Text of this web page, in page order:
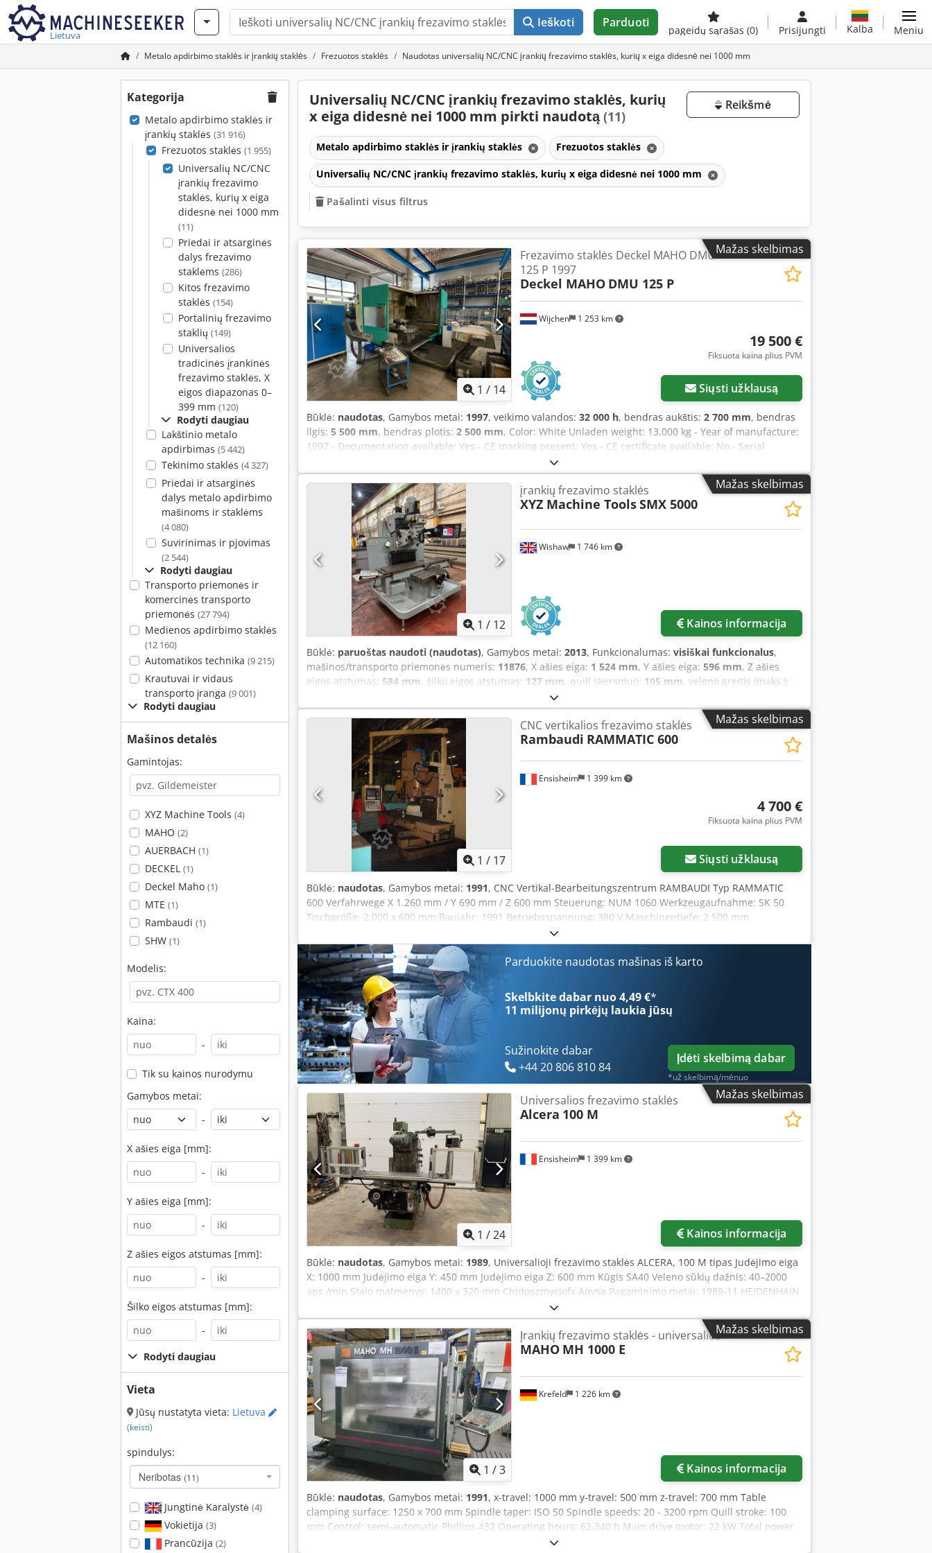
Lietuva
Ieškoti Parduoti
pageidų sąrašas (0) Prisijungti Kalba Meniu
Metalo apdirbimo staklės ir įrankių staklės Frezuotos staklės Naudotas universalių NC/CNC įrankių frezavimo staklės, kurių x eiga didesnė nei 1000 mm
Kategorija
Metalo apdirbimo staklės ir
įrankių staklės (31 916)
Frezuotos staklės (1 955)
Universalių NC/CNC
įrankių frezavimo
staklės, kurių x eiga
didesnė nei 1000 mm
(11)
Priedai ir atsarginės
dalys frezavimo
staklėms (286)
Kitos frezavimo
staklės (154)
Portalinių frezavimo
staklių (149)
Universalios
tradicinės įrankinės
frezavimo staklės, X
eigos diapazonas 0–
399 mm (120)
Rodyti daugiau
Lakštinio metalo
apdirbimas (5 442)
Tekinimo staklės (4 327)
Priedai ir atsarginės
dalys metalo apdirbimo
mašinoms ir staklėms
(4 080)
Suvirinimas ir pjovimas
(2 544)
Rodyti daugiau
Transporto priemonės ir
komercinės transporto
priemonės (27 794)
Medienos apdirbimo staklės
(12 160)
Automatikos technika (9 215)
Krautuvai ir vidaus
transporto įranga (9 001)
Rodyti daugiau
Mašinos detalės
Gamintojas:
XYZ Machine Tools (4)
MAHO (2)
AUERBACH (1)
DECKEL (1)
Deckel Maho (1)
MTE (1)
Rambaudi (1)
SHW (1)
Modelis:
Kaina:
-
Tik su kainos nurodymu
Gamybos metai:
-
X ašies eiga [mm]:
-
Y ašies eiga [mm]:
-
Z ašies eigos atstumas [mm]:
-
Šilko eigos atstumas [mm]:
-
Rodyti daugiau
Vieta
Jūsų nustatyta vieta: Lietuva
(keisti)
spindulys:
Neribotas (11)
Jungtinė Karalystė (4)
Vokietija (3)
Prancūzija (2)
Universalių NC/CNC įrankių frezavimo staklės, kurių
x eiga didesnė nei 1000 mm pirkti naudotą(11)
Reikšmė
Metalo apdirbimo staklės ir įrankių staklės Frezuotos staklės
Universalių NC/CNC įrankių frezavimo staklės, kurių x eiga didesnė nei 1000 mm
Pašalinti visus filtrus
Mažas skelbimas
1 / 14
Wijchen 1 253 km
Frezavimo staklės Deckel MAHO DMU
125 P 1997
Deckel MAHO DMU 125 P
19 500 €
Fiksuota kaina plius PVM
Siųsti užklausą
Būklė: naudotas, Gamybos metai: 1997, veikimo valandos: 32 000 h, bendras aukštis: 2 700 mm, bendras
ilgis: 5 500 mm, bendras plotis: 2 500 mm, Color: White Unladen weight: 13,000 kg - Year of manufacture:
1997 - Documentation available: Yes - CE marking present: Yes - CE certificate available: No - Serial
number: 120245 - Operating hours: 32,000 - Control type: CNC - Horizontal/Vertical: Horizontal and vertical
- Control system brand: Heidenhain - Number of axes [pcs]: 5 - X-axis travel [mm]: 1200 - Y-axis travel
[mm]: 880 - Z-axis travel [mm]: 800 - C-axis rotation [°]: 360 - Table length [mm]: 1250 - Table width [mm]:
1000 Chjdjy Uv U Hjpfx Aqvoa - Tool holder: SK40 - Max. spindle speed [rpm]: 18,000 - Options: Digital
readout, tool magazine - └ Type of digital readout: Heidenhain - └ Tool magazine [pcs]: 30 - Transport
dimensions: 5,500mm x 2,500mm x 2,700mm (L x W x H) - Transport weight [kg]: 13,000 kg - Number of
transport packages [pcs]: 1 Financial information VAT: The price indicated is plus VAT VAT/differential
taxation: VAT deductible for businesses Delivery and trade-in possible at any time for any equipment from
the industrial sector. Lukas van Rossum
Mažas skelbimas
1 / 12
Wishaw 1 746 km
įrankių frezavimo staklės
XYZ Machine ToolsSMX 5000
Kainos informacija
Būklė: paruoštas naudoti (naudotas), Gamybos metai: 2013, Funkcionalumas: visiškai funkcionalus,
mašinos/transporto priemonės numeris: 11876, X ašies eiga: 1 524 mm, Y ašies eiga: 596 mm, Z ašies
eigos atstumas: 584 mm, šilko eigos atstumas: 127 mm, quill skersmuo: 105 mm, veleno greitis (maks.):
, stalo plotis:
apkrova:850 kg, XYZ SMX 5000 CNC staklės su judančiu stalu, skirtos frezavimo darbams Modelis: SMX
5000 Serijos numeris: 11876 Pagaminimo metai: 2013 Valdymo sistema: ProtoTrak SMX Cedpfxsznkkaj
Aqvjha Stalo matmenys: 1930 x 355 mm Eismo ribos (X, Y, Z ašys): 1524 x 596 x 584 mm Įrankio kotelio
skersmuo: 105 mm Maksimalus įrankio kotelio eismas: 127 mm Veleno kūgio tipas: 40 ISO Veleno greičio
diapazonas: 40–5000 aps./min. Veleno variklio galia: 7,5 AG Maksimalus apdirbamo gaminio svoris: 850 kg
Mažas skelbimas
1 / 17
Ensisheim 1 399 km
CNC vertikalios frezavimo staklės
Rambaudi RAMMATIC 600
4 700 €
Fiksuota kaina plius PVM
Siųsti užklausą
Būklė: naudotas, Gamybos metai: 1991, CNC Vertikal-Bearbeitungszentrum RAMBAUDI Typ RAMMATIC
600 Verfahrwege X 1.260 mm / Y 690 mm / Z 600 mm Steuerung: NUM 1060 Werkzeugaufnahme: SK 50
Tischgröße: 2.000 x 600 mm Baujahr: 1991 Betriebsspannung: 380 V Maschinentiefe: 2.500 mm
Gesamthöhe: 4.000 mm Codpfx Aszmycvsqvsha Gewicht: ca. 9 t
Parduokite naudotas mašinas iš karto
Skelbkite dabar nuo 4,49 €*
11 milijonų pirkėjų laukia jūsų
Sužinokite dabar
+44 20 806 810 84
Įdėti skelbimą dabar
*už skelbimą/mėnuo
Mažas skelbimas
1 /24
Ensisheim 1 399 km
Universalios frezavimo staklės
Alcera 100 M
Kainos informacija
Būklė: naudotas, Gamybos metai: 1989, Universalioji frezavimo staklės ALCERA, 100 M tipas Judėjimo eiga
X: 1000 mm Judėjimo eiga Y: 450 mm Judėjimo eiga Z: 600 mm Kūgis SA40 Veleno sūkių dažnis: 40–2000
aps./min Stalo matmenys: 1400 x 320 mm Chjdpszmyciofx Aqvsa Pagaminimo metai: 1989-11 HEIDENHAIN
3 ašių matavimo sistema Centrinė tepimo pompa Automatinės padavos: X – Y – Z Valdiklis su svirtimi
(joystick) Tepalo siurblys Įtampa: 380 V Plotis: 2100 mm Gylis: 2400 mm Bendras aukštis: 2000 mm Svoris:
apie 3 t
Mažas skelbimas
1 /3
Krefeld 1 226 km
Įrankių frezavimo staklės - universalios
MAHO MH 1000 E
Kainos informacija
Būklė: naudotas, Gamybos metai: 1991, x-travel: 1000 mm y-travel: 500 mm z-travel: 700 mm Table
clamping surface: 1250 x 700 mm Spindle taper: ISO 50 Spindle speeds: 20 - 3200 rpm Quill stroke: 100
mm Control: semi-automatic Phillips 432 Operating hours: 62,340 h Main drive motor: 22 kW Total power
requirement: 27 kVA Machine weight approx.: 7.7 t Floor space: 3.8 x 4.1 x 2.4 m Accessories: hydraulic